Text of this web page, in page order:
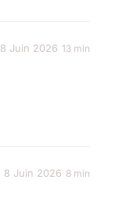
8 Juin 2026 13 min
8 Juin 2026 8 min